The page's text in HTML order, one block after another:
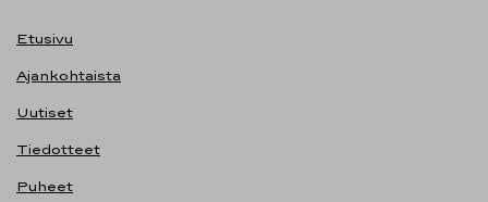
Etusivu
Ajankohtaista
Uutiset
Tiedotteet
Puheet